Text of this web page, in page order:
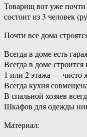
Товарищ вот уже
состоит из 3 человек
Почти все дома
Всегда в доме есть
Всегда в доме
1 или 2 этажа — чисто
Всегда кухня
В спальной хозяев
Шкафов для одежды
Материал: